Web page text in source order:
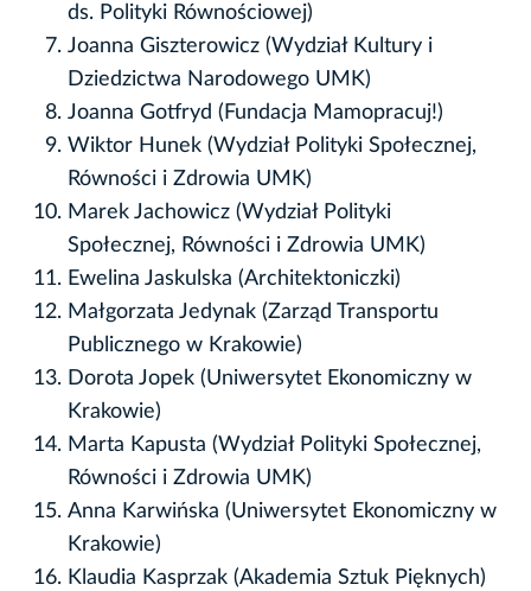
ds. Polityki Równościowej)
Joanna Giszterowicz (Wydział Kultury i
Dziedzictwa Narodowego UMK)
Joanna Gotfryd (Fundacja Mamopracuj!)
Wiktor Hunek (Wydział Polityki Społecznej,
Równości i Zdrowia UMK)
Marek Jachowicz (Wydział Polityki
Społecznej, Równości i Zdrowia UMK)
Ewelina Jaskulska (Architektoniczki)
Małgorzata Jedynak (Zarząd Transportu
Publicznego w Krakowie)
Dorota Jopek (Uniwersytet Ekonomiczny w
Krakowie)
Marta Kapusta (Wydział Polityki Społecznej,
Równości i Zdrowia UMK)
Anna Karwińska (Uniwersytet Ekonomiczny w
Krakowie)
Klaudia Kasprzak (Akademia Sztuk Pięknych)